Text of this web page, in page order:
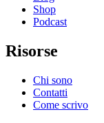
Shop
Podcast
Risorse
Chi sono
Contatti
Come scrivo